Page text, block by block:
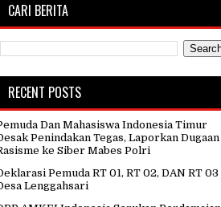
CARI BERITA
RECENT POSTS
Dan Mahasiswa Indonesia Timur
Penindakan Tegas, Laporkan Dugaan
ke Siber Mabes Polri
Pemuda RT 01, RT 02, DAN RT 03
Lenggahsari